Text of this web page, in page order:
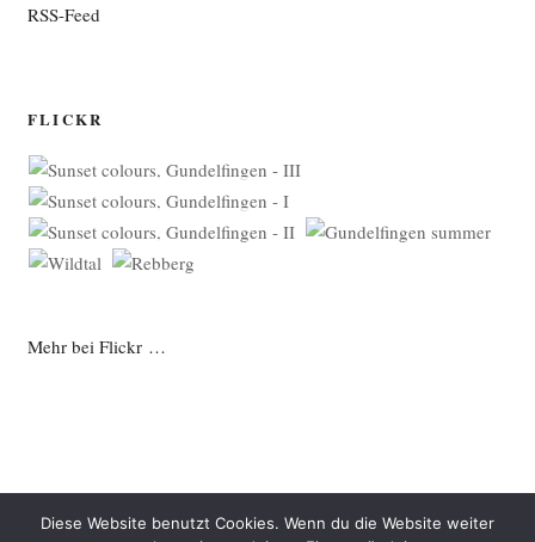
RSS-Feed
FLICKR
Mehr bei Flickr …
Diese Website benutzt Cookies. Wenn du die Website weiter